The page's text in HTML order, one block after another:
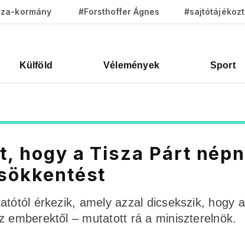
kormány #Forsthoffer Ágnes
Külföld Vélemények Sport
hogy a Tisza Párt
érkezik, amely azzal dicsekszik, hogy
– mutatott rá a miniszterelnök.